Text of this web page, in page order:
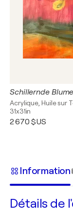
Acrylique, Huile sur
31x31in
2 670 $US
Information
Détails de